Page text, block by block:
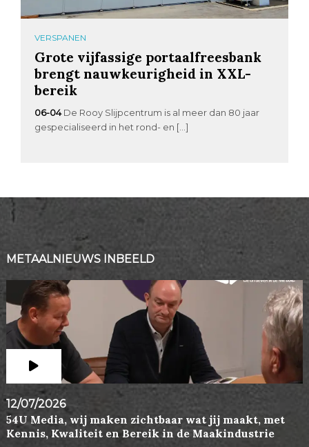
VERSPANEN
Grote vijfassige portaalfreesbank
brengt nauwkeurigheid in XXL-
bereik
06-04 De Rooy Slijpcentrum is al meer dan 80 jaar
gespecialiseerd in het rond- en […]
METAALNIEUWS INBEELD
12/07/2026
54U Media, wij maken zichtbaar wat jij maakt, met
Kennis, Kwaliteit en Bereik in de Maakindustrie